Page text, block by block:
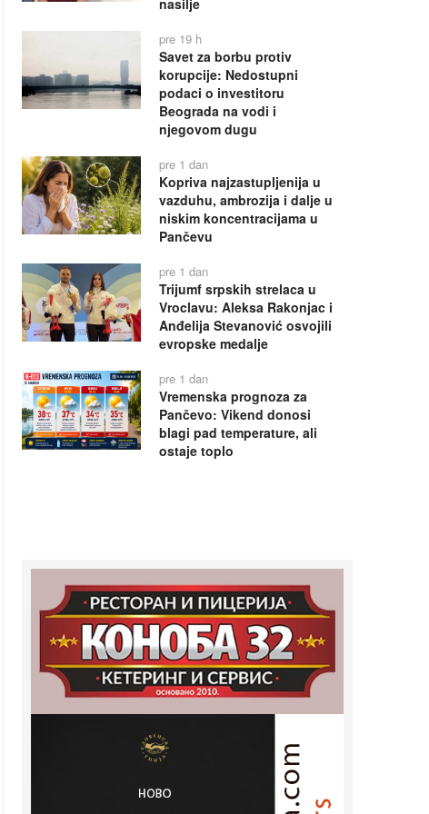
pre 19 h
Savet za borbu protiv
korupcije: Nedostupni
podaci o investitoru
Beograda na vodi i
njegovom dugu
pre 1 dan
Kopriva najzastupljenija u
vazduhu, ambrozija i dalje u
niskim koncentracijama u
Pančevu
pre 1 dan
Trijumf srpskih strelaca u
Vroclavu: Aleksa Rakonjac i
Anđelija Stevanović osvojili
evropske medalje
pre 1 dan
Vremenska prognoza za
Pančevo: Vikend donosi
blagi pad temperature, ali
ostaje toplo